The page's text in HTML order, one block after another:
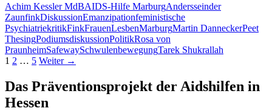
aufbrechen
Achim Kessler MdBAIDS-Hilfe MarburgAndersseinder
ZaunfinkDiskussionEmanzipationfeministische
PsychiatriekritikFinkFrauenLesbenMarburgMartin DanneckerPeet
ThesingPodiumsdiskussionPolitikRosa von
PraunheimSafewaySchwulenbewegungTarek Shukrallah
Beitragsnavigation
1 2 … 5 Weiter →
Das Präventionsprojekt der Aidshilfen in
Hessen